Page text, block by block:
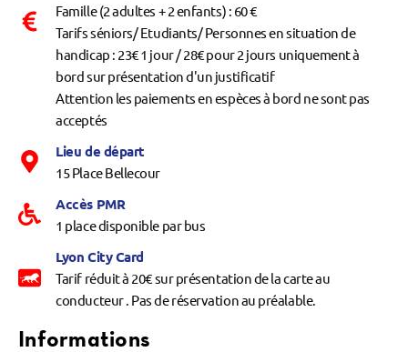
Famille (2 adultes + 2 enfants) : 60 €
Tarifs séniors/ Etudiants/ Personnes en situation de
handicap : 23€ 1 jour / 28€ pour 2 jours uniquement à
bord sur présentation d'un justificatif
Attention les paiements en espèces à bord ne sont pas
acceptés
Lieu de départ
15 Place Bellecour
Accès PMR
1 place disponible par bus
Lyon City Card
Tarif réduit à 20€ sur présentation de la carte au
conducteur . Pas de réservation au préalable.
Informations